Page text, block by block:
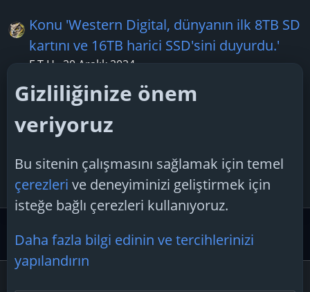
Konu 'Western Digital, dünyanın ilk 8TB SD
kartını ve 16TB harici SSD'sini duyurdu.'
F.T.H 20 Aralık 2024
Konu 'Microsoft, 10. Yıldönümünü
Kutlamak İçin Witcher 3 Temalı Xbox
Kontrolcülerini Tanıttı'
TechSpiker
22 Mayıs 2025
Cevaplar: 1
Güvenlik Merkezi ve Teknoloji Gündemi Teknoloji
Gizliliğinize önem
veriyoruz
Bu sitenin çalışmasını sağlamak için temel
çerezleri ve deneyiminizi geliştirmek için
isteğe bağlı çerezleri kullanıyoruz.
Daha fazla bilgi edinin ve tercihlerinizi
yapılandırın